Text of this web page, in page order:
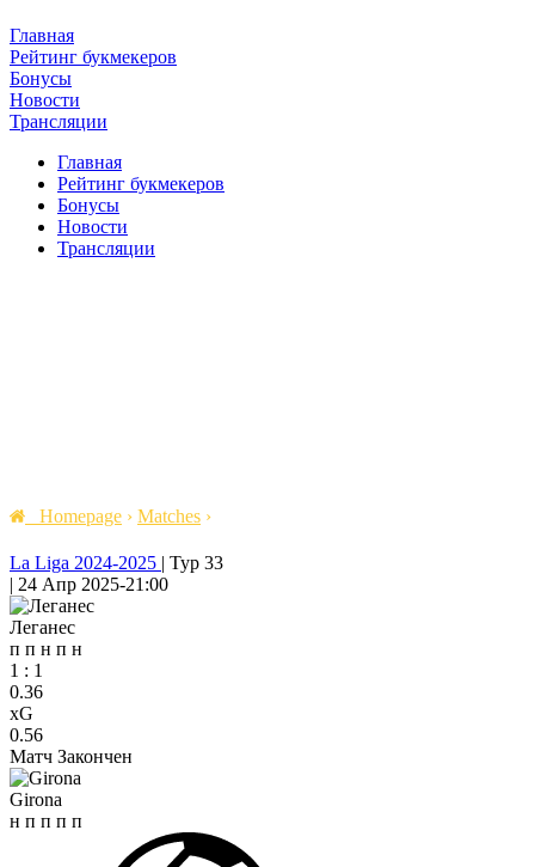
Главная
Рейтинг букмекеров
Бонусы
Новости
Трансляции
Главная
Рейтинг букмекеров
Бонусы
Новости
Трансляции
Homepage › Matches ›
La Liga 2024-2025 | Тур 33
| 24 Апр 2025-21:00
Леганес
п п н п н
1 : 1
0.36
xG
0.56
Матч Закончен
Girona
н п п п п